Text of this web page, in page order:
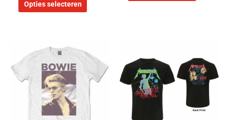
Opties selecteren
product
meerdere
variaties.
Deze
product
heeft
meerdere
Deze
optie